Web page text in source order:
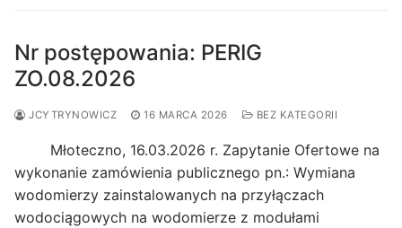
Nr postępowania: PERIG
ZO.08.2026
JCYTRYNOWICZ 16 MARCA 2026 BEZ KATEGORII
Młoteczno, 16.03.2026 r. Zapytanie Ofertowe na
wykonanie zamówienia publicznego pn.: Wymiana
wodomierzy zainstalowanych na przyłączach
wodociągowych na wodomierze z modułami